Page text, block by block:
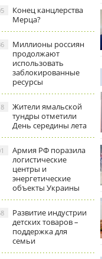
Конец канцлерства
Мерца?
Миллионы россиян
продолжают
использовать
заблокированные
ресурсы
Жители ямальской
тундры отметили
День середины лета
Армия РФ поразила
логистические
центры и
энергетические
объекты Украины
Развитие индустрии
детских товаров –
поддержка для
семьи